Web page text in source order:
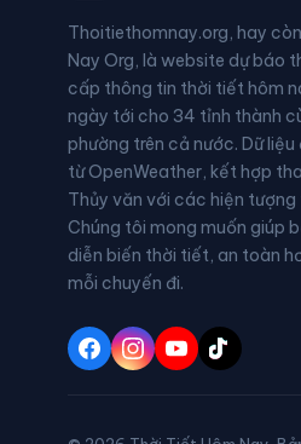
Thoitiethomnay.org, hay
Nay Org, là website dự báo
cấp thông tin thời tiết hôm
ngày tới cho 34 tỉnh thành
phường trên cả nước. Dữ
từ OpenWeather, kết hợp
Thủy văn với các hiện
Chúng tôi mong muốn giúp
diễn biến thời tiết, an toàn
mỗi chuyến đi.